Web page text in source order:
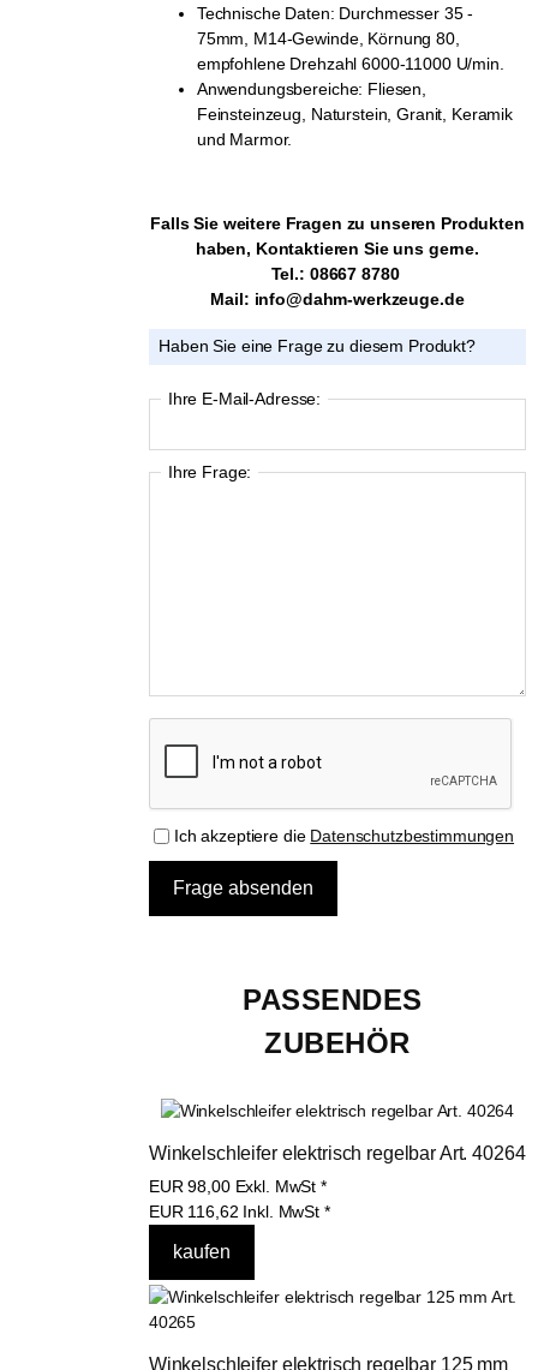
Technische Daten: Durchmesser 35 -
75mm, M14-Gewinde, Körnung 80,
empfohlene Drehzahl 6000-11000 U/min.
Anwendungsbereiche: Fliesen,
Feinsteinzeug, Naturstein, Granit, Keramik
und Marmor.
Falls Sie weitere Fragen zu unseren Produkten
haben, Kontaktieren Sie uns gerne.
Tel.: 08667 8780
Mail: info@dahm-werkzeuge.de
Haben Sie eine Frage zu diesem Produkt?
Ihre E-Mail-Adresse:
Ihre Frage:
Ich akzeptiere die Datenschutzbestimmungen
PASSENDES
ZUBEHÖR
Winkelschleifer elektrisch regelbar Art. 40264
EUR98,00 Exkl. MwSt *
EUR 116,62 Inkl. MwSt *
Winkelschleifer elektrisch regelbar 125 mm